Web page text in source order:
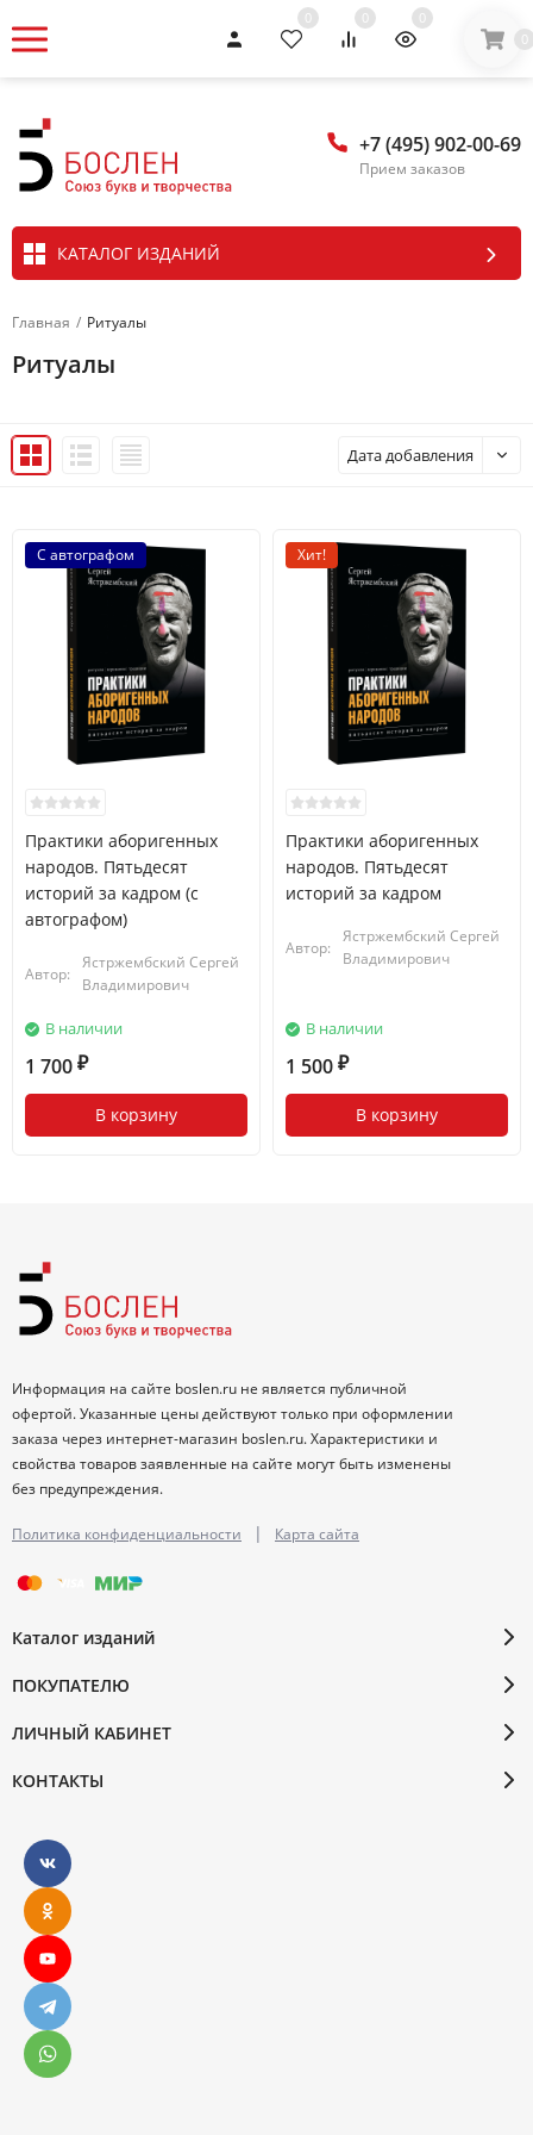
0 0
0
0
+7 (495) 902-00-69
Прием заказов
КАТАЛОГ ИЗДАНИЙ
Главная / Ритуалы
Ритуалы
Дата добавления
С автографом
Практики аборигенных
народов. Пятьдесят
историй за кадром (с
автографом)
Автор:
Ястржембский Сергей
Владимирович
В наличии
1 700 ₽
В корзину
Хит!
Практики аборигенных
народов. Пятьдесят
историй за кадром
Автор:
Ястржембский Сергей
Владимирович
В наличии
1 500 ₽
В корзину
Информация на сайте boslen.ru не является публичной
офертой. Указанные цены действуют только при оформлении
заказа через интернет-магазин boslen.ru. Характеристики и
свойства товаров заявленные на сайте могут быть изменены
без предупреждения.
Политика конфиденциальности | Карта сайта
Каталог изданий
ПОКУПАТЕЛЮ
ЛИЧНЫЙ КАБИНЕТ
КОНТАКТЫ